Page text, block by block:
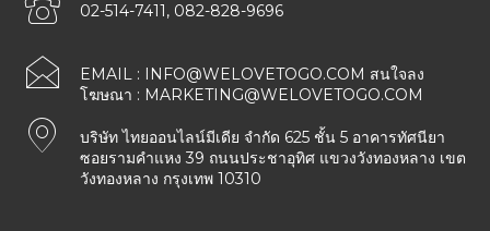
02-514-7411, 082-828-9696
EMAIL : INFO@WELOVETOGO.COM สนใจลง
โฆษณา : MARKETING@WELOVETOGO.COM
บริษัท ไทยออนไลน์มีเดีย จำกัด 625 ชั้น 5 อาคารทัศนียา
ซอยรามคำแหง 39 ถนนประชาอุทิศ แขวงวังทองหลาง เขต
วังทองหลาง กรุงเทพ 10310